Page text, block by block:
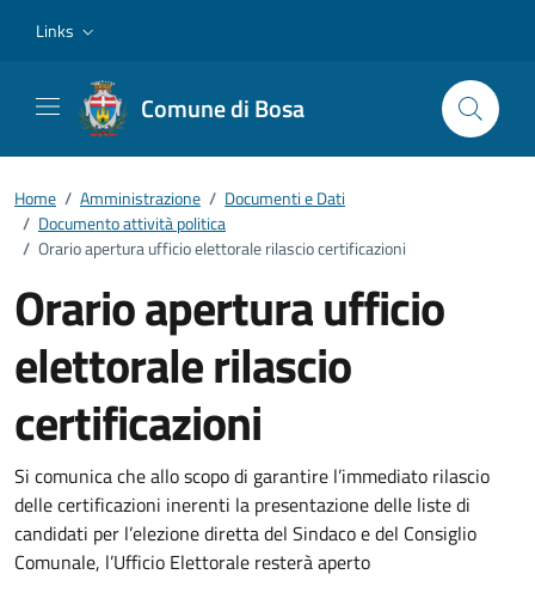
Links
Comune di Bosa
Home / Amministrazione / Documenti e Dati
/ Documento attività politica
/ Orario apertura ufficio elettorale rilascio certificazioni
Orario apertura ufficio
elettorale rilascio
certificazioni
Dettagli del documento
Si comunica che allo scopo di garantire l’immediato rilascio
delle certificazioni inerenti la presentazione delle liste di
candidati per l’elezione diretta del Sindaco e del Consiglio
Comunale, l’Ufficio Elettorale resterà aperto